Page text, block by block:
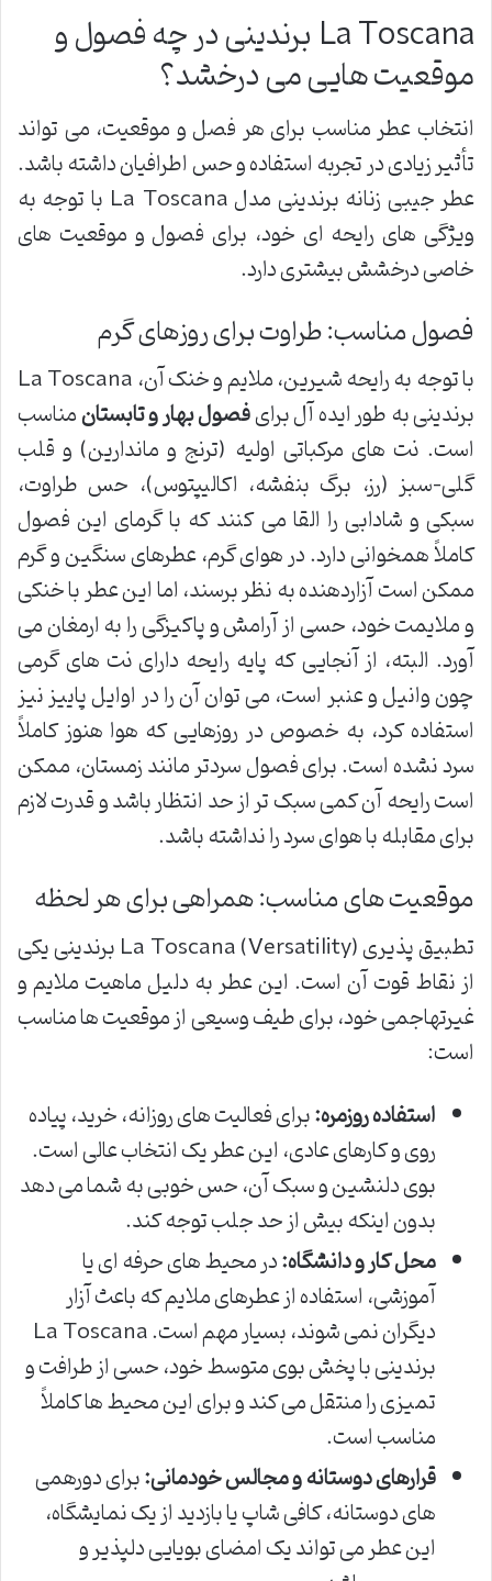
La Toscana برندینی در چه فصول و
موقعیت هایی می درخشد؟
انتخاب عطر مناسب برای هر فصل و موقعیت، می تواند
تأثیر زیادی در تجربه استفاده و حس اطرافیان داشته باشد.
عطر جیبی زنانه برندینی مدل La Toscana با توجه به
ویژگی های رایحه ای خود، برای فصول و موقعیت های
خاصی درخشش بیشتری دارد.
فصول مناسب: طراوت برای روزهای گرم
با توجه به رایحه شیرین، ملایم و خنک آن، La Toscana
برندینی به طور ایده آل برایفصول بهار و تابستانمناسب
است. نت های مرکباتی اولیه (ترنج و ماندارین) و قلب
گلی-سبز (رز، برگ بنفشه، اکالیپتوس)، حس طراوت،
سبکی و شادابی را القا می کنند که با گرمای این فصول
کاملاً همخوانی دارد. در هوای گرم، عطرهای سنگین و گرم
ممکن است آزاردهنده به نظر برسند، اما این عطر با خنکی
و ملایمت خود، حسی از آرامش و پاکیزگی را به ارمغان می
آورد. البته، از آنجایی که پایه رایحه دارای نت های گرمی
چون وانیل و عنبر است، می توان آن را در اوایل پاییز نیز
استفاده کرد، به خصوص در روزهایی که هوا هنوز کاملاً
سرد نشده است. برای فصول سردتر مانند زمستان، ممکن
است رایحه آن کمی سبک تر از حد انتظار باشد و قدرت لازم
برای مقابله با هوای سرد را نداشته باشد.
موقعیت های مناسب: همراهی برای هر لحظه
تطبیق پذیری (Versatility) La Toscana برندینی یکی
از نقاط قوت آن است. این عطر به دلیل ماهیت ملایم و
غیرتهاجمی خود، برای طیف وسیعی از موقعیت ها مناسب
است:
استفاده روزمره:برای فعالیت های روزانه، خرید، پیاده
روی و کارهای عادی، این عطر یک انتخاب عالی است.
بوی دلنشین و سبک آن، حس خوبی به شما می دهد
بدون اینکه بیش از حد جلب توجه کند.
محل کار و دانشگاه:در محیط های حرفه ای یا
آموزشی، استفاده از عطرهای ملایم که باعث آزار
دیگران نمی شوند، بسیار مهم است. La Toscana
برندینی با پخش بوی متوسط خود، حسی از طرافت و
تمیزی را منتقل می کند و برای این محیط ها کاملاً
مناسب است.
قرارهای دوستانه و مجالس خودمانی:برای دورهمی
های دوستانه، کافی شاپ یا بازدید از یک نمایشگاه،
این عطر می تواند یک امضای بویایی دلپذیر و